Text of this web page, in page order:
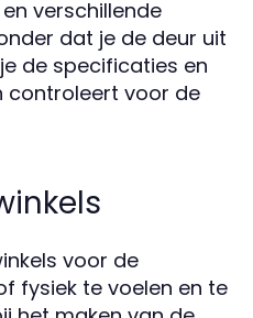
verschillende
dat je de deur uit
de specificaties en
controleert voor de
voor de
fysiek te voelen en te